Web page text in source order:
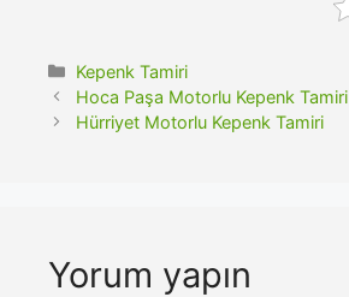
Kategoriler
Kepenk Tamiri
Hoca Paşa Motorlu Kepenk Tamiri
Hürriyet Motorlu Kepenk Tamiri
Yorum yapın